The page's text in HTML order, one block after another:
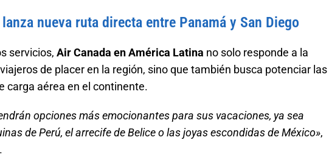
nueva ruta directa entre Panamá y San Diego
servicios, Air Canada en América Latina no solo responde a la
de placer en la región, sino que también busca potenciar las
carga aérea en el continente.
opciones más emocionantes para sus vacaciones, ya sea
de Perú, el arrecife de Belice o las joyas escondidas de México»,